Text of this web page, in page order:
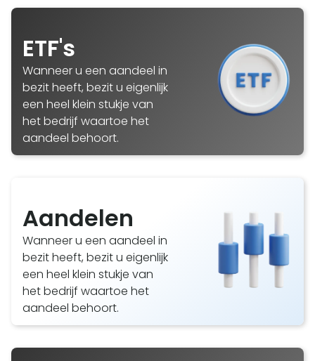
ETF's
Wanneer u een aandeel in
bezit heeft, bezit u eigenlijk
een heel klein stukje van
het bedrijf waartoe het
aandeel behoort.
Aandelen
Wanneer u een aandeel in
bezit heeft, bezit u eigenlijk
een heel klein stukje van
het bedrijf waartoe het
aandeel behoort.